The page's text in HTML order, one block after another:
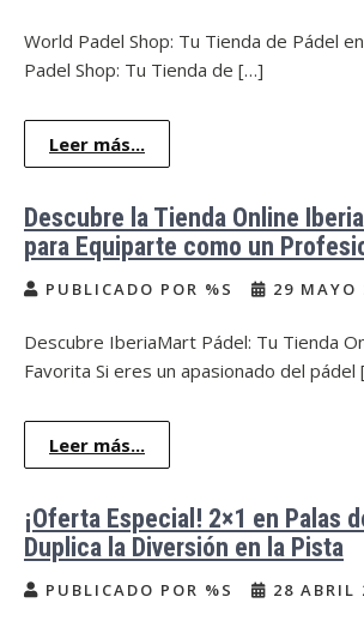
World Padel Shop: Tu Tienda de Pádel
Padel Shop: Tu Tienda de […]
Leer más...
Descubre la Tienda Online
para Equiparte como un
PUBLICADO POR %S 29 MAYO
Descubre IberiaMart Pádel: Tu Tienda
Favorita Si eres un apasionado del pádel
Leer más...
¡Oferta Especial! 2×1 en Palas
Duplica la Diversión en la Pista
PUBLICADO POR %S 28 ABRIL